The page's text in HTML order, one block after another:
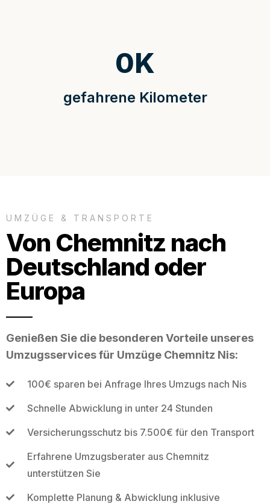
gefahrene Kilometer
0K
UMZÜGE & TRANSPORTE
Von Chemnitz nach
Deutschland oder
Europa
Genießen Sie die besonderen Vorteile unseres
Umzugsservices für Umzüge Chemnitz Nis:
100€ sparen bei Anfrage Ihres Umzugs nach Nis
Schnelle Abwicklung in unter 24 Stunden
Versicherungsschutz bis 7.500€ für den Transport
Erfahrene Umzugsberater aus Chemnitz
unterstützen Sie
Komplette Planung & Abwicklung inklusive